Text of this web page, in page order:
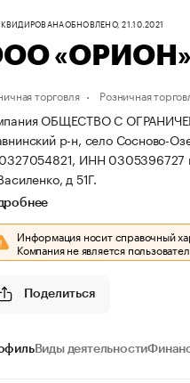
ОБНОВЛЕНО, 21.10.2021
«ОРИОН»
торговля Розничная
ОБЩЕСТВО С
р-н, село Сосново-
ИНН
д 51Г.
Информация носит справочный
Компания не является
Поделиться
Виды деятельности